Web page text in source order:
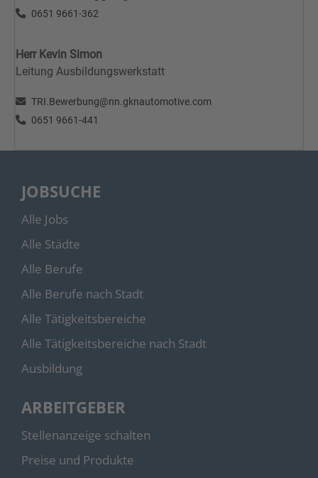
JOBSUCHE
Alle Jobs
Alle Städte
Alle Berufe
Alle Berufe nach Stadt
Alle Tätigkeitsbereiche
Alle Tätigkeitsbereiche nach Stadt
Ausbildung
ARBEITGEBER
Stellenanzeige schalten
Preise und Produkte